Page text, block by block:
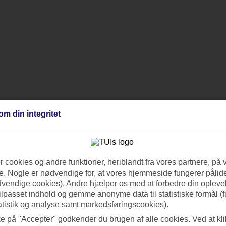
og tre til fem à la carte-restauranter med forskellige kulinariske
for hele familien
til behagelig livemusik og pianobar
din integritet
cookies og andre funktioner, heriblandt fra vores partnere, på
Nogle er nødvendige for, at vores hjemmeside fungerer
cookies). Andre hjælper os med at forbedre din
indhold og gemme anonyme data til statistiske formål
og analyse samt markedsføringscookies).
på "Accepter" godkender du brugen af alle cookies. Ved at